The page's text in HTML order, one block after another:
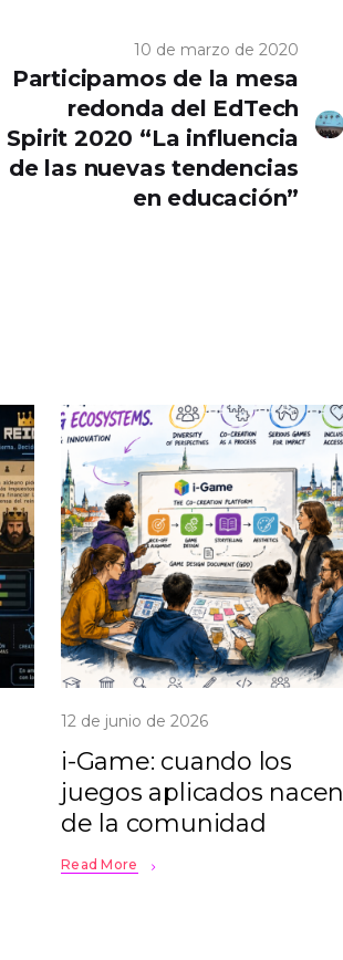
10 de marzo de 2020
Participamos de la mesa
redonda del EdTech
Spirit 2020 “La influencia
de las nuevas tendencias
en educación”
12 de junio de 2026
i-Game: cuando los
juegos aplicados nacen
de la comunidad
Read More